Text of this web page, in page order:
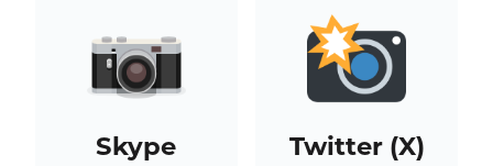
Skype Twitter (X)